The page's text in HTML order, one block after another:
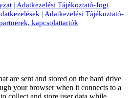
| Adatkezelési Tájékoztató-Jogi
| Adatkezelési Tájékoztató-
kapcsolattartók
are sent and stored on the hard drive
your browser when it connects to a